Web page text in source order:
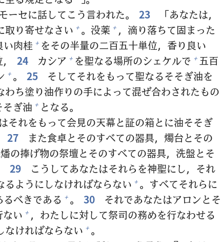
ーセに話してこう言われた。 23
「あなたは，
取り寄せなさい + 。 没薬 + ， 滴り落ちて固まった
い肉桂 + をその半量の二百五十単位， 香り良い
， 24 カシア + を聖なる場所のシェケルで + 五百
+ 。 25 そしてそれをもって聖なるそそぎ油を
わち塗り油作りの手によって混ぜ合わされたもの
そぎ油 + となる。
それをもって会見の天幕と証の箱とに油そそぎ
27 また食卓とそのすべての器具， 燭台とその
燔の捧げ物の祭壇とそのすべての器具， 洗盤とそ
29 こうしてあなたはそれらを神聖にし，それ
るようにしなければならない + 。すべてそれらに
るべきである + 。 30
それであなたはアロンとそ
ない + ，わたしに対して祭司の務めを行なわせる
なければならない + 。